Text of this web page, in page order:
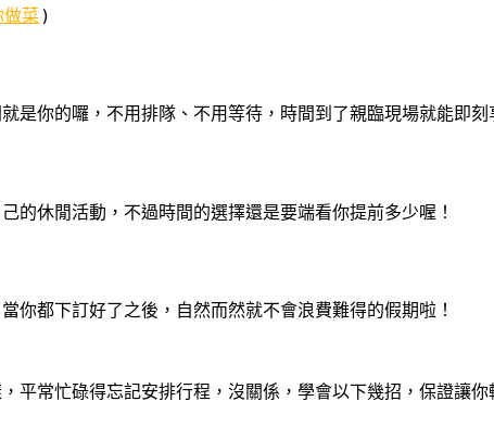
做菜 )
是你的囉，不用排隊、不用等待，時間到了親臨現場就能即刻
的休閒活動，不過時間的選擇還是要端看你提前多少喔！
你都下訂好了之後，自然而然就不會浪費難得的假期啦！
平常忙碌得忘記安排行程，沒關係，學會以下幾招，保證讓